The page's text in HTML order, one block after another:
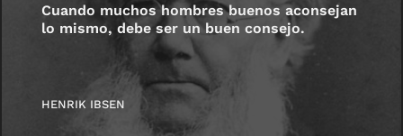
Cuando muchos hombres buenos aconsejan
lo mismo, debe ser un buen consejo.
HENRIK IBSEN